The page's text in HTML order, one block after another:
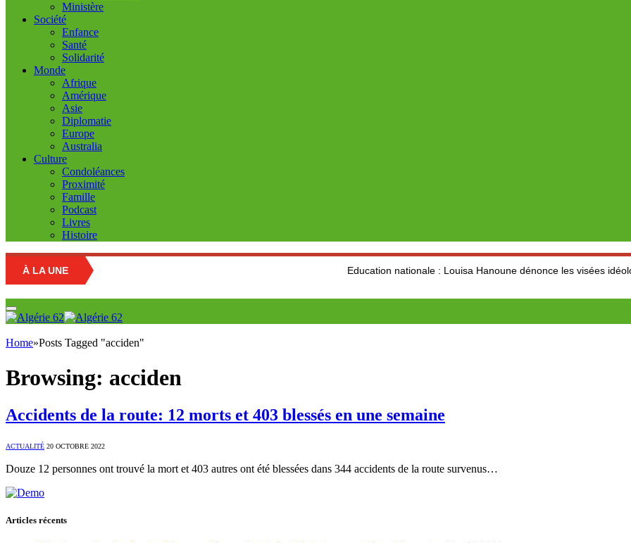
Ministère
Société
Enfance
Santé
Solidarité
Monde
Afrique
Amérique
Asie
Diplomatie
Europe
Australia
Culture
Condoléances
Proximité
Famille
Podcast
Livres
Histoire
À LA UNE Education nationale : Louisa Hanoune dénonce les visées idéologiques au
Home»Posts Tagged "acciden"
Browsing: acciden
Accidents de la route: 12 morts et 403 blessés en une semaine
ACTUALITÉ 20 OCTOBRE 2022
Douze 12 personnes ont trouvé la mort et 403 autres ont été blessées dans 344 accidents de la route survenus…
Articles récents